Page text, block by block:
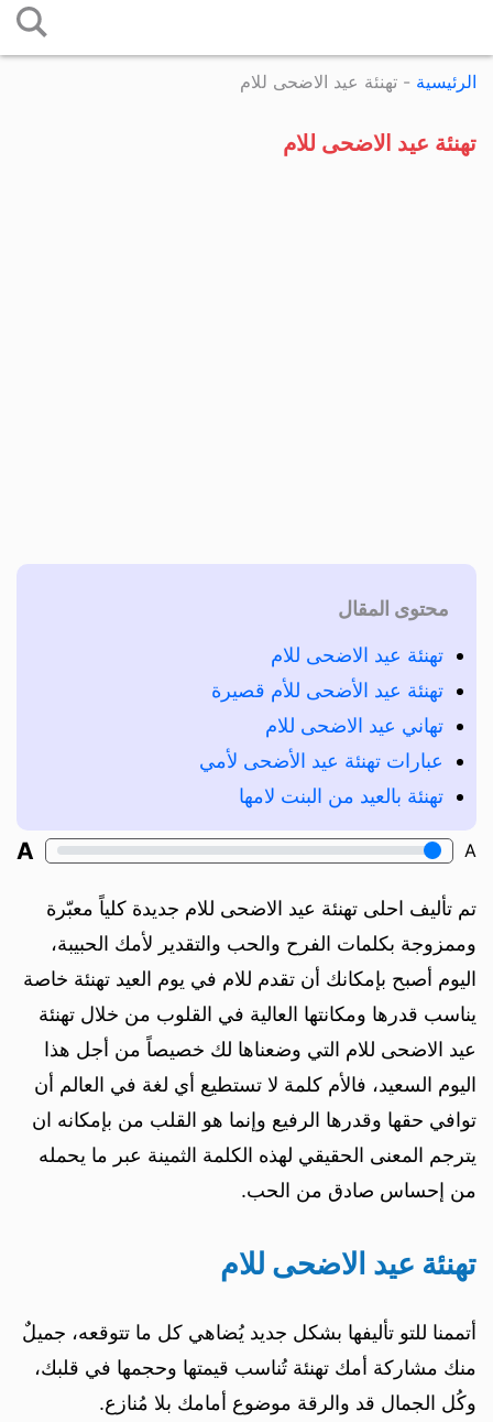
إلى
المحتوى
الرئيسية - تهنئة عيد الاضحى للام
تهنئة عيد الاضحى للام
محتوى المقال
تهنئة عيد الاضحى للام
تهنئة عيد الأضحى للأم قصيرة
تهاني عيد الاضحى للام
عبارات تهنئة عيد الأضحى لأمي
تهنئة بالعيد من البنت لامها
A
A
تم تأليف احلى تهنئة عيد الاضحى للام جديدة كلياً معبّرة
وممزوجة بكلمات الفرح والحب والتقدير لأمك الحبيبة،
اليوم أصبح بإمكانك أن تقدم للام في يوم العيد تهنئة خاصة
يناسب قدرها ومكانتها العالية في القلوب من خلال تهنئة
عيد الاضحى للام التي وضعناها لك خصيصاً من أجل هذا
اليوم السعيد، فالأم كلمة لا تستطيع أي لغة في العالم أن
توافي حقها وقدرها الرفيع وإنما هو القلب من بإمكانه ان
يترجم المعنى الحقيقي لهذه الكلمة الثمينة عبر ما يحمله
من إحساس صادق من الحب.
تهنئة عيد الاضحى للام
أتممنا للتو تأليفها بشكل جديد يُضاهي كل ما تتوقعه، جميلٌ
منك مشاركة أمك تهنئة تُناسب قيمتها وحجمها في قلبك،
وكُل الجمال قد والرقة موضوع أمامك بلا مُنازع.